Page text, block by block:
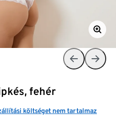
fehér
költséget nem tartalmaz